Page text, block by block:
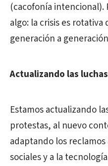
(cacofonía intencional).
algo: la crisis es rotativa
generación a
Actualizando las luchas
Estamos actualizando
protestas, al nuevo
adaptando los
sociales y a la